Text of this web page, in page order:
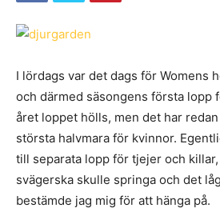
I lördags var det dags för Womens
och därmed säsongens första lopp
året loppet hölls, men det har
största halvmara för kvinnor.
till separata lopp för tjejer och
svägerska skulle springa och det
bestämde jag mig för att hänga på.